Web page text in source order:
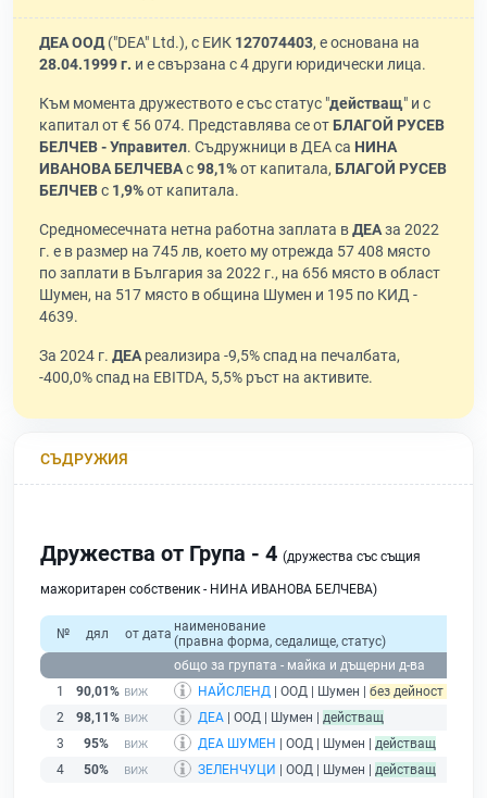
ДЕА ООД("DEA" Ltd.), с ЕИК 127074403, е основана на
28.04.1999 г. и е свързана с 4 други юридически лица.
Към момента дружеството е със статус "действащ" и с
капитал от € 56 074. Представлява се отБЛАГОЙ РУСЕВ
БЕЛЧЕВ - Управител. Съдружници в ДЕА са НИНА
ИВАНОВА БЕЛЧЕВАс98,1%от капитала, БЛАГОЙ РУСЕВ
БЕЛЧЕВс 1,9%от капитала.
Средномесечната нетна работна заплата вДЕАза 2022
г. е в размер на 745 лв, което му отрежда 57 408 място
по заплати в България за 2022 г., на 656 място в област
Шумен, на 517 място в община Шумен и 195 по КИД -
4639.
За 2024 г. ДЕАреализира -9,5% спад на печалбата,
-400,0% спад на EBITDA, 5,5% ръст на активите.
СЪДРУЖИЯ
Дружества от Група - 4 (дружества със същия
мажоритарен собственик - НИНА ИВАНОВА БЕЛЧЕВА)
№ дял от дата наименование
(правна форма, седалище, статус)
общо за групата - майка и дъщерни д-ва
1
90,01% НАЙСЛЕНД | ООД | Шумен | без дейност -
2
98,11% ДЕА | ООД | Шумен | действащ
3
95% ДЕА ШУМЕН | ООД | Шумен | действащ
4
50% ЗЕЛЕНЧУЦИ | ООД | Шумен | действащ